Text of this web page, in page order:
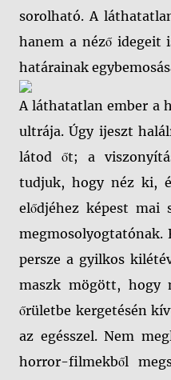
sorolható. A
hanem a néző idegeit
határainak
A láthatatlan ember a
ultrája. Úgy ijeszt
látod őt; a
tudjuk, hogy néz ki,
elődjéhez képest mai
megmosolyogtatónak.
persze a gyilkos
maszk mögött, hogy
őrületbe kergetésén
az egésszel. Nem
horror-filmekből